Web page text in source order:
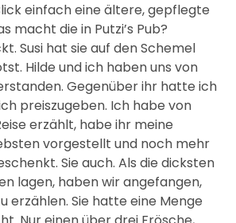
einfach eine ältere, gepflegte
macht die in Putzi’s Pub?
Susi hat sie auf den Schemel
Hilde und ich haben uns von
Gegenüber ihr hatte ich
preiszugeben. Ich habe von
erzählt, habe ihr meine
vorgestellt und noch mehr
Sie auch. Als die dicksten
lagen, haben wir angefangen,
erzählen. Sie hatte eine Menge